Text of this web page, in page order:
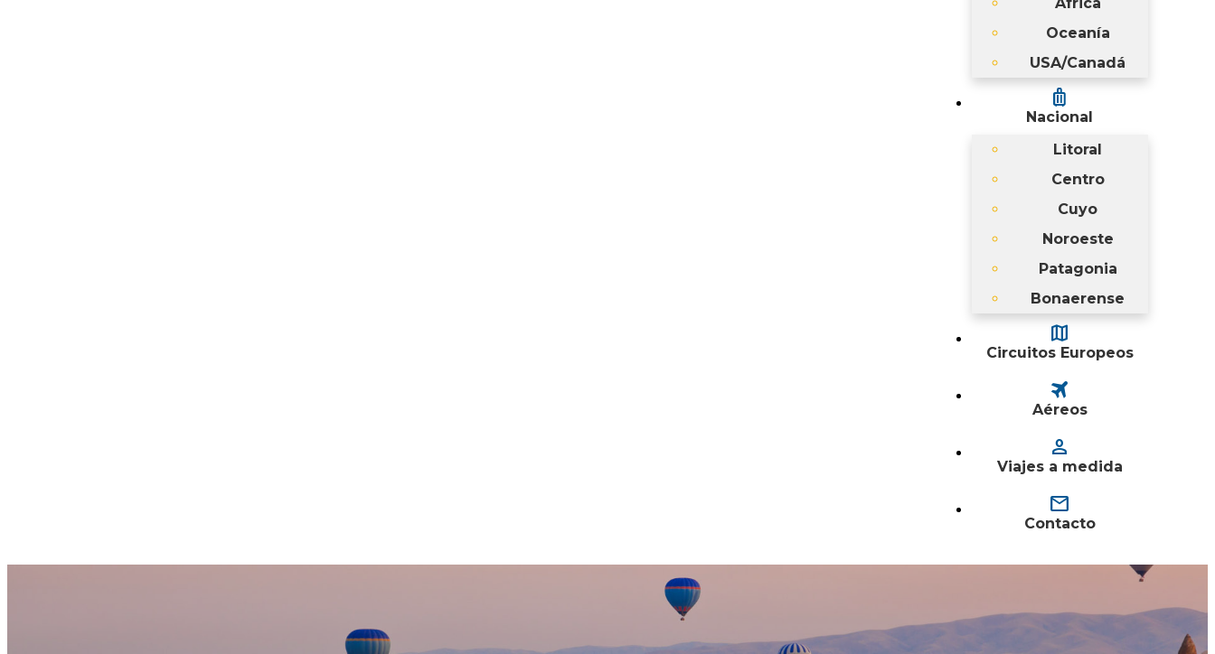
África
Oceanía
USA/Canadá
luggage
Nacional
Litoral
Centro
Cuyo
Noroeste
Patagonia
Bonaerense
map
Circuitos Europeos
travel
Aéreos
person
Viajes a medida
mail
Contacto